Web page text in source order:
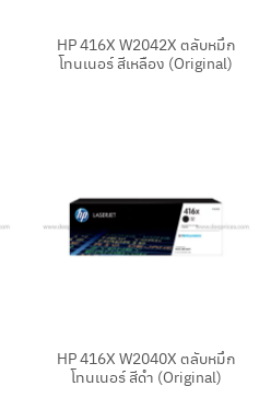
HP 416X W2042X ตลับหมึก
โทนเนอร์ สีเหลือง (Original)
HP 416X W2040X ตลับหมึก
โทนเนอร์ สีดำ (Original)